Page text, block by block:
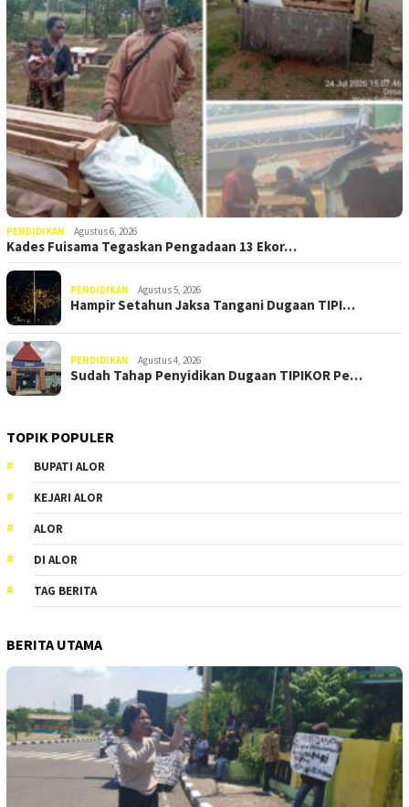
PENDIDIKAN Agustus 6, 2026
Kades Fuisama Tegaskan Pengadaan 13 Ekor…
PENDIDIKAN Agustus 5, 2026
Hampir Setahun Jaksa Tangani Dugaan TIPI…
PENDIDIKAN Agustus 4, 2026
Sudah Tahap Penyidikan Dugaan TIPIKOR Pe…
TOPIK POPULER
BUPATI ALOR
KEJARI ALOR
ALOR
DI ALOR
TAG BERITA
BERITA UTAMA